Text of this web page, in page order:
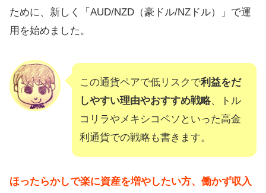
ために、新しく「AUD/NZD（豪ドル/NZドル）」で運
用を始めました。
この通貨ペアで低リスクで利益をだ
しやすい理由やおすすめ戦略、トル
コリラやメキシコペソといった高金
利通貨での戦略も書きます。
ほったらかしで楽に資産を増やしたい方、働かず収入